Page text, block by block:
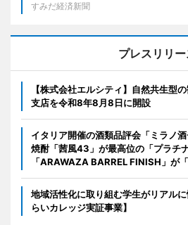
すみだ経済新聞
プレスリリー
【株式会社エルシティ】自然共生型
支店を令和8年8月8日に開設
イタリア開催の酒類品評会「ミラノ
焼酎「茜風43」が最高位の「プラチ
「ARAWAZA BARREL FINISH」が
地域活性化に取り組む学生がリアル
らいカレッジ実証事業】